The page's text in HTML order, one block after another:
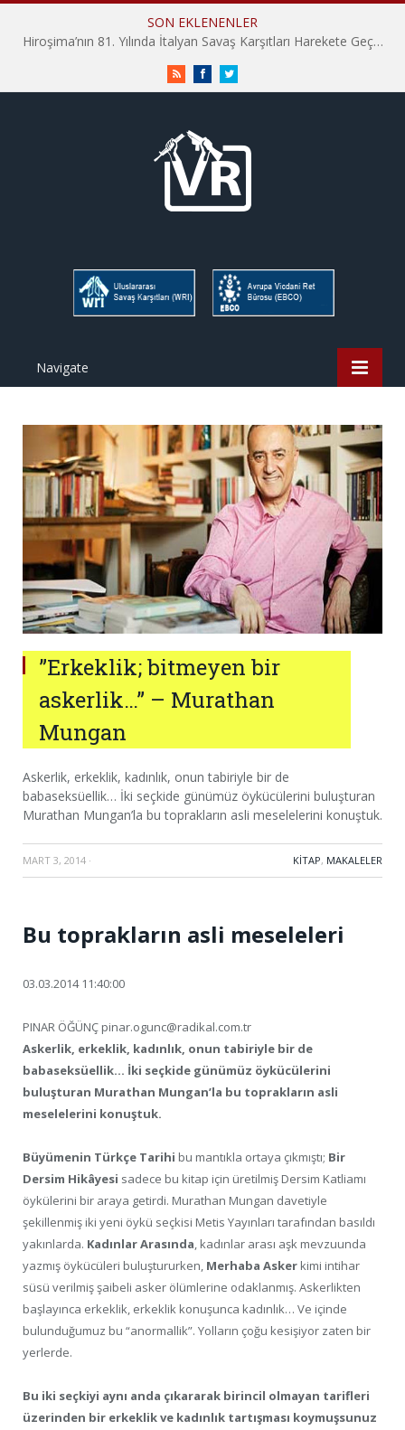
SON EKLENENLER
Hiroşima’nın 81. Yılında İtalyan Savaş Karşıtları Harekete Geçti: “Hatırlamak yeterli değil”
RSS FacebookTwitter
Navigate
”Erkeklik; bitmeyen bir
askerlik…” – Murathan
Mungan
Askerlik, erkeklik, kadınlık, onun tabiriyle bir de
babaseksüellik… İki seçkide günümüz öykücülerini buluşturan
Murathan Mungan’la bu toprakların asli meselelerini konuştuk.
MART 3, 2014 · KITAP, MAKALELER
Bu toprakların asli meseleleri
03.03.2014 11:40:00
PINAR ÖĞÜNÇ pinar.ogunc@radikal.com.tr
Askerlik, erkeklik, kadınlık, onun tabiriyle bir de
babaseksüellik… İki seçkide günümüz öykücülerini
buluşturan Murathan Mungan’la bu toprakların asli
meselelerini konuştuk.
Büyümenin Türkçe Tarihi bu mantıkla ortaya çıkmıştı; Bir
Dersim Hikâyesi sadece bu kitap için üretilmiş Dersim Katliamı
öykülerini bir araya getirdi. Murathan Mungan davetiyle
şekillenmiş iki yeni öykü seçkisi Metis Yayınları tarafından basıldı
yakınlarda. Kadınlar Arasında, kadınlar arası aşk mevzuunda
yazmış öykücüleri buluştururken, Merhaba Asker kimi intihar
süsü verilmiş şaibeli asker ölümlerine odaklanmış. Askerlikten
başlayınca erkeklik, erkeklik konuşunca kadınlık… Ve içinde
bulunduğumuz bu “anormallik”. Yolların çoğu kesişiyor zaten bir
yerlerde.
Bu iki seçkiyi aynı anda çıkararak birincil olmayan tarifleri
üzerinden bir erkeklik ve kadınlık tartışması koymuşsunuz